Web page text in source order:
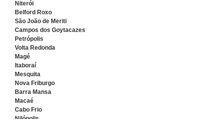
Niterói
Belford Roxo
São João de Meriti
Campos dos Goytacazes
Petrópolis
Volta Redonda
Magé
Itaboraí
Mesquita
Nova Friburgo
Barra Mansa
Macaé
Cabo Frio